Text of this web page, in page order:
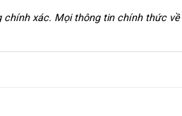
xác. Mọi thông tin chính thức